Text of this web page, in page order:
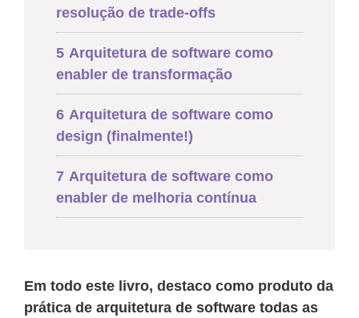
resolução de trade-offs
5 Arquitetura de software como
enabler de transformação
6 Arquitetura de software como
design (finalmente!)
7 Arquitetura de software como
enabler de melhoria contínua
Em todo este livro, destaco como produto da
prática de arquitetura de software todas as